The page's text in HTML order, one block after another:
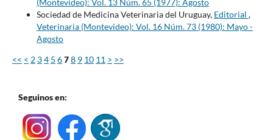
Sociedad de Medicina Veterinaria del Uruguay, Editorial ,
Veterinaria (Montevideo): Vol. 16 Núm. 73 (1980): Mayo -
Agosto
<< < 2 34 5 678 9 10 11 > >>
Seguinos en: